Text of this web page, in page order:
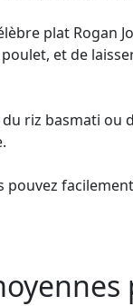
plat Rogan
et de
riz basmati
pouvez